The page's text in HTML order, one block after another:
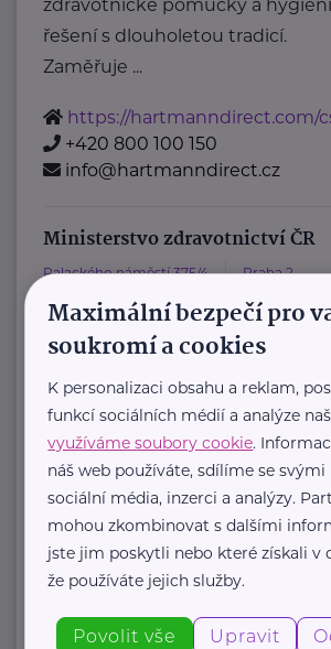
zdravotnické pomůcky a
řešení s dlouholetou tradicí.
Zaměřuje ...
https://hartmanndirect.com/
+420 800 100 150
info@hartmanndirect.cz
Ministerstvo zdravotnictví ČR
Palackého náměstí 375/4 Praha 2
https://www.mzcr.cz/
+420 224 971 111
Zobrazit přehled
Maximální bezpečí pro
soukromí a cookies
K personalizaci obsahu a reklam,
funkcí sociálních médií a analýze
využíváme soubory cookie.
náš web používáte, sdílíme se
sociální média, inzerci a analýzy.
mohou zkombinovat s dalšími
jste jim poskytli nebo které získali v
že používáte jejich služby.
Povolit vše Upravit